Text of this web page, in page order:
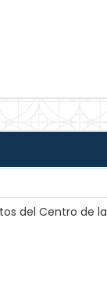
del Centro de la